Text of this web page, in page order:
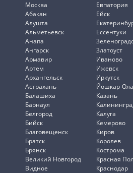
Москва
Абакан
Алушта
Альметьевск
Анапа
Ангарск
Армавир
Артем
Архангельск
Астрахань
Балашиха
Барнаул
Белгород
Бийск
Благовещенск
Братск
Брянск
Великий Новгород
Видное
Евпатория
Ейск
Ессентуки
Златоуст
Иваново
Ижевск
Иркутск
Йошкар-Ола
Казань
Калуга
Кемерово
Киров
Королев
Кострома
Красная
Краснодар